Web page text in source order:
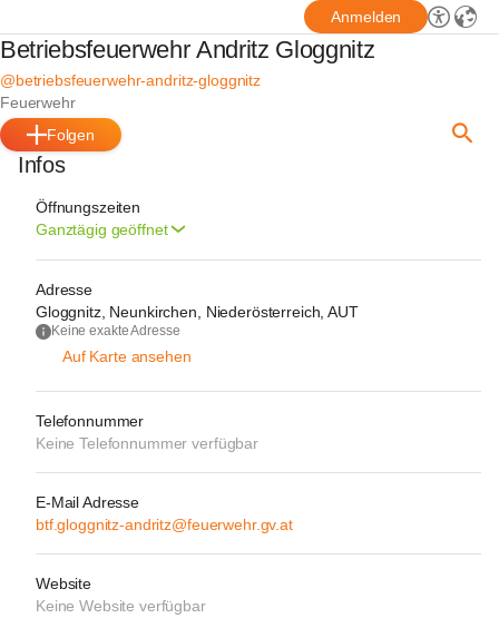
Anmelden
Betriebsfeuerwehr Andritz Gloggnitz
@betriebsfeuerwehr-andritz-gloggnitz
Feuerwehr
Folgen
Infos
Öffnungszeiten
Ganztägig geöffnet
Adresse
Gloggnitz, Neunkirchen, Niederösterreich, AUT
Keine exakte Adresse
Auf Karte ansehen
Telefonnummer
Keine Telefonnummer verfügbar
E-Mail Adresse
btf.gloggnitz-andritz@feuerwehr.gv.at
Website
Keine Website verfügbar